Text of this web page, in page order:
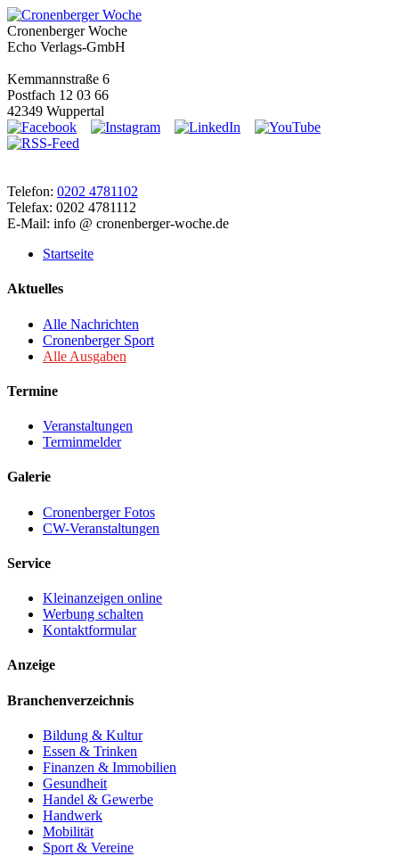
Cronenberger Woche
Echo Verlags-GmbH
Kemmannstraße 6
Postfach 12 03 66
42349 Wuppertal
Telefon: 0202 4781102
Telefax: 0202 4781112
E-Mail: info @ cronenberger-woche.de
Startseite
Aktuelles
Alle Nachrichten
Cronenberger Sport
Alle Ausgaben
Termine
Veranstaltungen
Terminmelder
Galerie
Cronenberger Fotos
CW-Veranstaltungen
Service
Kleinanzeigen online
Werbung schalten
Kontaktformular
Anzeige
Branchenverzeichnis
Bildung & Kultur
Essen & Trinken
Finanzen & Immobilien
Gesundheit
Handel & Gewerbe
Handwerk
Mobilität
Sport & Vereine